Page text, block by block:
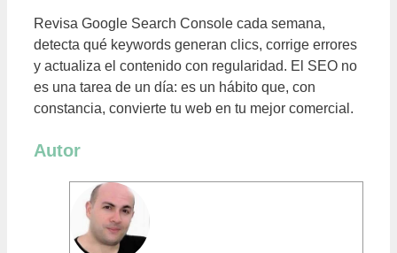
Revisa Google Search Console cada semana,
detecta qué keywords generan clics, corrige errores
y actualiza el contenido con regularidad. El SEO no
es una tarea de un día: es un hábito que, con
constancia, convierte tu web en tu mejor comercial.
Autor